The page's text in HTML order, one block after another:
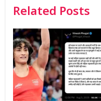
Related Posts